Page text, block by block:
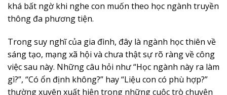
khá bất ngờ khi nghe con muốn theo học ngành truyền
thông đa phương tiện.
Trong suy nghĩ của gia đình, đây là ngành học thiên về
sáng tạo, mạng xã hội và chưa thật sự rõ ràng về công
việc sau này. Những câu hỏi như “Học ngành này ra làm
gì?”, “Có ổn định không?” hay “Liệu con có phù hợp?”
thường xuyên xuất hiện trong những cuộc trò chuyện